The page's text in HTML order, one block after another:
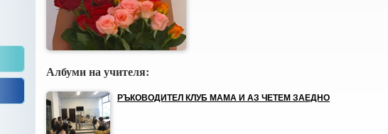
Албуми на учителя:
РЪКОВОДИТЕЛ КЛУБ МАМА И АЗ ЧЕТЕМ ЗАЕДНО